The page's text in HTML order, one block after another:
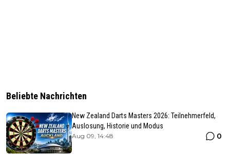
Beliebte Nachrichten
New Zealand Darts Masters 2026: Teilnehmerfeld,
Auslosung, Historie und Modus
Aug 09, 14:48 0